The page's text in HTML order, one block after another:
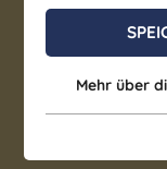
Warias
Mehr über